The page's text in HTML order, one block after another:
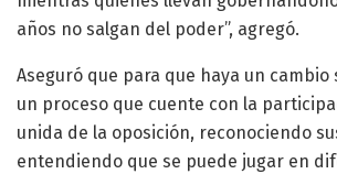
años no salgan del poder”, agregó.
Aseguró que para que haya un
un proceso que cuente con la
unida de la oposición, reconociendo
entendiendo que se puede jugar en